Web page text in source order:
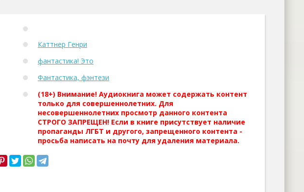
Каттнер Генри
фантастика! Это
Фантастика, фэнтези
(18+) Внимание! Аудиокнига может содержать контент
только для совершеннолетних. Для
несовершеннолетних просмотр данного контента
СТРОГО ЗАПРЕЩЕН! Если в книге присутствует наличие
пропаганды ЛГБТ и другого, запрещенного контента -
просьба написать на почту для удаления материала.